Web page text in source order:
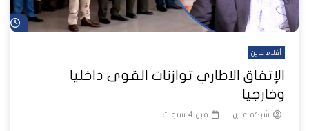
أفلام عاين
الإتفاق الاطاري توازنات القوى داخليا
وخارجيا
شبكة عاين قبل 4 سنوات